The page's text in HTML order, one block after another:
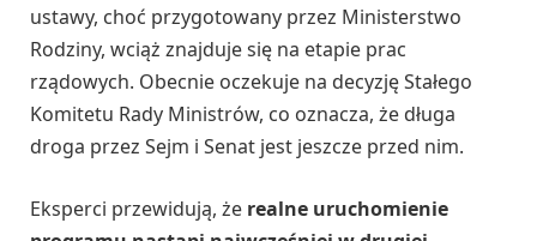
ustawy, choć przygotowany przez Ministerstwo
Rodziny, wciąż znajduje się na etapie prac
rządowych. Obecnie oczekuje na decyzję Stałego
Komitetu Rady Ministrów, co oznacza, że długa
droga przez Sejm i Senat jest jeszcze przed nim.
Eksperci przewidują, że realne uruchomienie